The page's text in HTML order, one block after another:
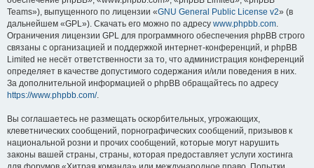
Teams»), выпущенного по лицензии «GNU General Public License v2» (в
дальнейшем «GPL»). Скачать его можно по адресу www.phpbb.com.
Ограничения лицензии GPL для программного обеспечения phpBB строго
связаны с организацией и поддержкой интернет-конференций, и phpBB
Limited не несёт ответственности за то, что администрация конференций
определяет в качестве допустимого содержания и/или поведения в них.
За дополнительной информацией о phpBB обращайтесь по адресу
https://www.phpbb.com/.
Вы соглашаетесь не размещать оскорбительных, угрожающих,
клеветнических сообщений, порнографических сообщений, призывов к
национальной розни и прочих сообщений, которые могут нарушить
законы вашей страны, страны, которая предоставляет услуги хостинга